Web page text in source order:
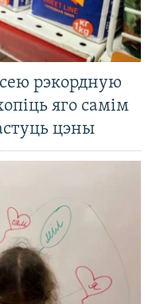
рэкордную
яго самім
цэны